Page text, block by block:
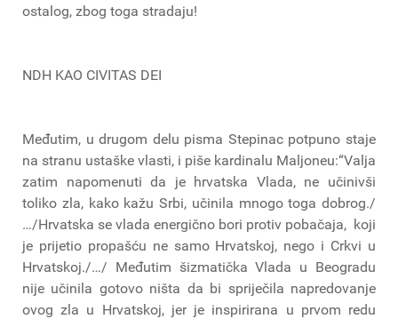
ostalog, zbog toga stradaju!
NDH KAO CIVITAS DEI
Međutim, u drugom delu pisma Stepinac potpuno staje
na stranu ustaške vlasti, i piše kardinalu Maljoneu:“Valja
zatim napomenuti da je hrvatska Vlada, ne učinivši
toliko zla, kako kažu Srbi, učinila mnogo toga dobrog./
…/Hrvatska se vlada energično bori protiv pobačaja, koji
je prijetio propašću ne samo Hrvatskoj, nego i Crkvi u
Hrvatskoj./…/ Međutim šizmatička Vlada u Beogradu
nije učinila gotovo ništa da bi spriječila napredovanje
ovog zla u Hrvatskoj, jer je inspirirana u prvom redu